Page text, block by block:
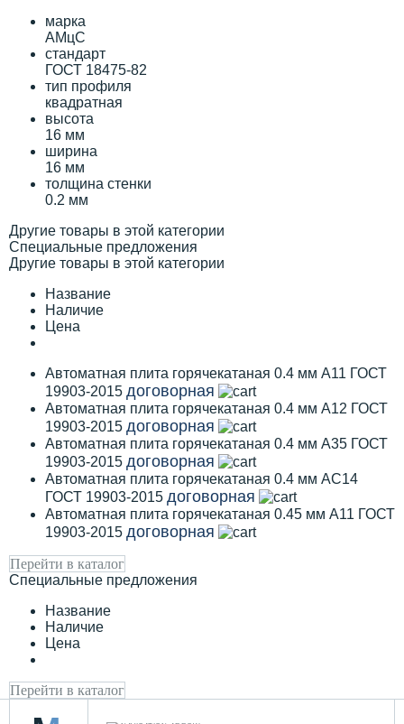
марка
АМцС
стандарт
ГОСТ 18475-82
тип профиля
квадратная
высота
16 мм
ширина
16 мм
толщина стенки
0.2 мм
Другие товары в этой категории
Специальные предложения
Другие товары в этой категории
Название
Наличие
Цена
Автоматная плита горячекатаная 0.4 мм А11 ГОСТ
19903-2015 договорная
Автоматная плита горячекатаная 0.4 мм А12 ГОСТ
19903-2015 договорная
Автоматная плита горячекатаная 0.4 мм А35 ГОСТ
19903-2015 договорная
Автоматная плита горячекатаная 0.4 мм АС14
ГОСТ 19903-2015 договорная
Автоматная плита горячекатаная 0.45 мм А11 ГОСТ
19903-2015 договорная
Перейти в каталог
Специальные предложения
Название
Наличие
Цена
Перейти в каталог